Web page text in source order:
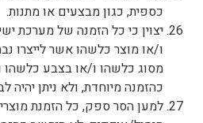
כספית, כגון מבצעים או מתנות.
יצוין כי כל הזמנה של מערכת
ו/או מוצר כלשהו אשר לייצרו
מסוג כלשהו ו/או בצבע
כהזמנה מיוחדת, ולא ניתן יהיה
למען הסר ספק, כל הזמנת